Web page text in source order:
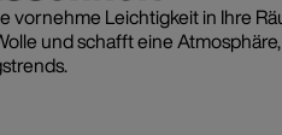
vornehme Leichtigkeit in Ihre
und schafft eine